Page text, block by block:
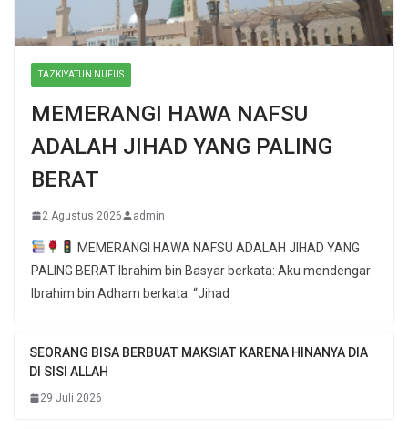
TAZKIYATUN NUFUS
MEMERANGI HAWA NAFSU
ADALAH JIHAD YANG PALING
BERAT
2 Agustus 2026 admin
MEMERANGI HAWA NAFSU ADALAH JIHAD YANG
PALING BERAT Ibrahim bin Basyar berkata: Aku mendengar
Ibrahim bin Adham berkata: “Jihad
SEORANG BISA BERBUAT MAKSIAT KARENA HINANYA DIA
DI SISI ALLAH
29 Juli 2026